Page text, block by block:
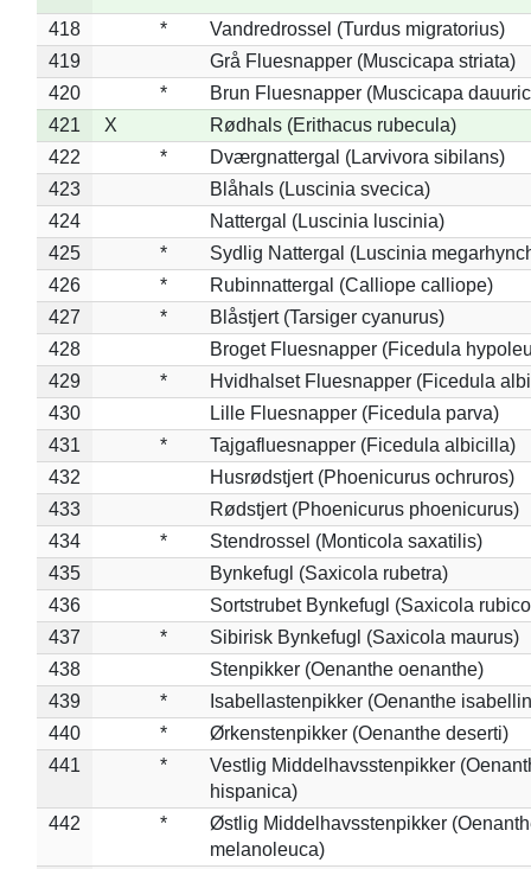
418 *
Vandredrossel (Turdus migratorius)
419
Grå Fluesnapper (Muscicapa striata)
420
*
Brun Fluesnapper (Muscicapa
421
X
Rødhals (Erithacus rubecula)
422
*
Dværgnattergal (Larvivora sibilans)
423
Blåhals (Luscinia svecica)
424
Nattergal (Luscinia luscinia)
425
*
Sydlig Nattergal (Luscinia
426
*
Rubinnattergal (Calliope calliope)
427
*
Blåstjert (Tarsiger cyanurus)
428
Broget Fluesnapper (Ficedula
429
*
Hvidhalset Fluesnapper (Ficedula
430
Lille Fluesnapper (Ficedula parva)
431
*
Tajgafluesnapper (Ficedula albicilla)
432
Husrødstjert (Phoenicurus ochruros)
433
Rødstjert (Phoenicurus phoenicurus)
434
*
Stendrossel (Monticola saxatilis)
435
Bynkefugl (Saxicola rubetra)
436
Sortstrubet Bynkefugl (Saxicola
437
*
Sibirisk Bynkefugl (Saxicola maurus)
438
Stenpikker (Oenanthe oenanthe)
439
*
Isabellastenpikker (Oenanthe
440
*
Ørkenstenpikker (Oenanthe deserti)
441
*
Vestlig Middelhavsstenpikker
hispanica)
442
*
Østlig Middelhavsstenpikker
melanoleuca)